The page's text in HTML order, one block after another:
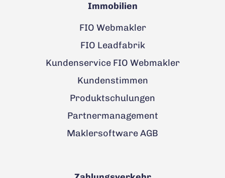
Immobilien
FIO Webmakler
FIO Leadfabrik
Kundenservice FIO Webmakler
Kundenstimmen
Produktschulungen
Partnermanagement
Maklersoftware AGB